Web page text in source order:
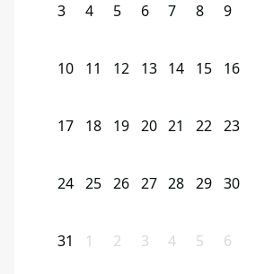
3 4 5 6 7 8 9
10 11 12 13 14 15 16
17 18 19 20 21 22 23
24 25 26 27 28 29 30
31 1 2 3 4 5 6